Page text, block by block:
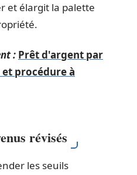
et élargit la palette
: Prêt d'argent par
et procédure à
révisés
les seuils